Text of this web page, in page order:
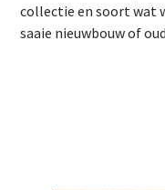
collectie en soort wat
saaie nieuwbouw of
Voor de beste
voor ProStairs. Laat je